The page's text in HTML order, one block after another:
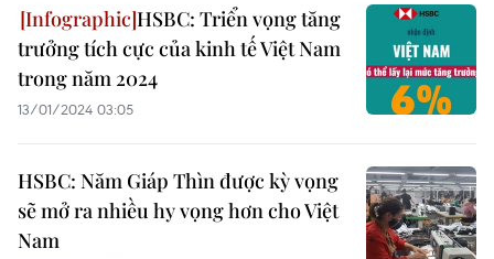
HSBC: Triển vọng tăng
trưởng tích cực của kinh tế Việt Nam
trong năm 2024
13/01/2024 03:05
HSBC: Năm Giáp Thìn được kỳ vọng
sẽ mở ra nhiều hy vọng hơn cho Việt
Nam